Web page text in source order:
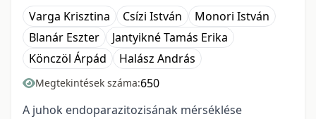
Varga Krisztina Csízi István
Monori István
Blanár Eszter
Jantyikné Tamás Erika
Könczöl Árpád
Halász András
Megtekintések száma:650
A juhok endoparazitozisának mérséklése